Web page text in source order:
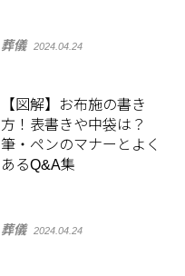
葬儀 2024.04.24
【図解】お布施の書き
方！表書きや中袋は？
筆・ペンのマナーとよく
あるQ&A集
葬儀 2024.04.24